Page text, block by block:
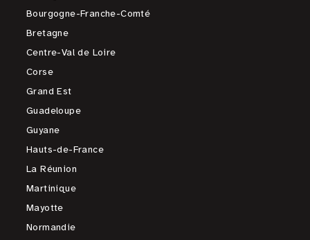
Bourgogne-Franche-Comté
Bretagne
Centre-Val de Loire
Corse
Grand Est
Guadeloupe
Guyane
Hauts-de-France
La Réunion
Martinique
Mayotte
Normandie